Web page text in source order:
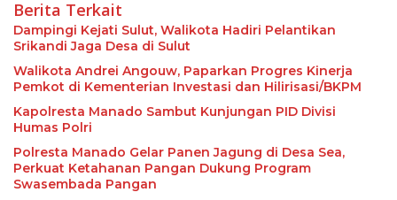
Berita Terkait
Dampingi Kejati Sulut, Walikota Hadiri Pelantikan
Srikandi Jaga Desa di Sulut
Walikota Andrei Angouw, Paparkan Progres Kinerja
Pemkot di Kementerian Investasi dan Hilirisasi/BKPM
Kapolresta Manado Sambut Kunjungan PID Divisi
Humas Polri
Polresta Manado Gelar Panen Jagung di Desa Sea,
Perkuat Ketahanan Pangan Dukung Program
Swasembada Pangan